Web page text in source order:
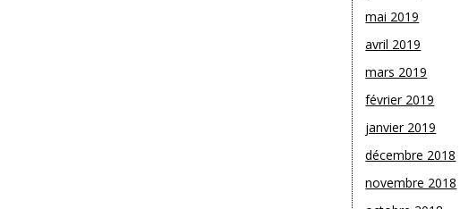
mai 2019
avril 2019
mars 2019
février 2019
janvier 2019
décembre 2018
novembre 2018